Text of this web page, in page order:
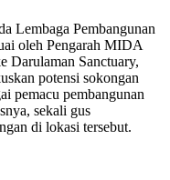
Lembaga Pembangunan
oleh Pengarah MIDA
Darulaman Sanctuary,
potensi sokongan
pemacu pembangunan
sekali gus
di lokasi tersebut.